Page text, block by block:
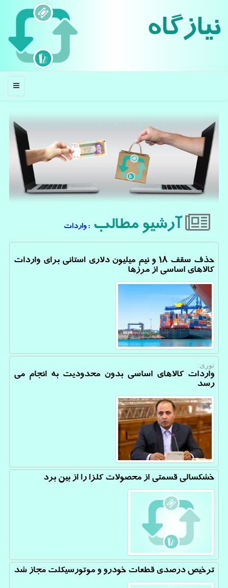
نیازگاه
منو
آرشیو مطالب : واردات
حذف سقف ۱۸ و نیم میلیون دلاری استانی برای واردات
کالاهای اساسی از مرزها
نوری:
واردات کالاهای اساسی بدون محدودیت به انجام می
رسد
خشکسالی قسمتی از محصولات کلزا را از بین برد
ترخیص درصدی قطعات خودرو و موتورسیکلت مجاز شد